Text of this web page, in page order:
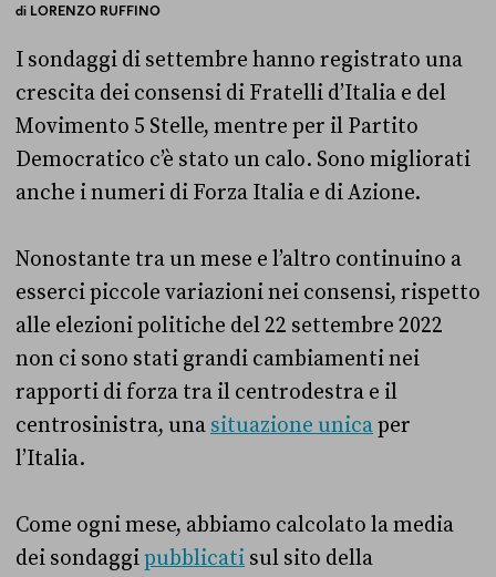
di LORENZO RUFFINO
I sondaggi di settembre hanno registrato una
crescita dei consensi di Fratelli d’Italia e del
Movimento 5 Stelle, mentre per il Partito
Democratico c’è stato un calo. Sono migliorati
anche i numeri di Forza Italia e di Azione.
Nonostante tra un mese e l’altro continuino a
esserci piccole variazioni nei consensi, rispetto
alle elezioni politiche del 22 settembre 2022
non ci sono stati grandi cambiamenti nei
rapporti di forza tra il centrodestra e il
centrosinistra, una situazione unicaper
l’Italia.
Come ogni mese, abbiamo calcolato la media
dei sondaggipubblicati sul sito della